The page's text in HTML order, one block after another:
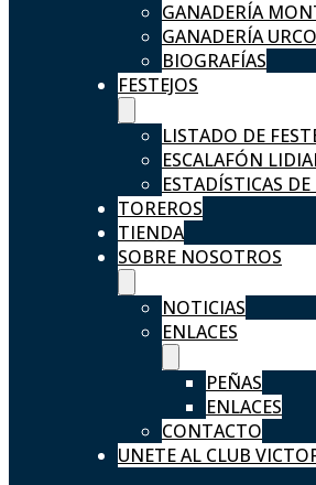
GANADERÍA
GANADERÍA
BIOGRAFÍAS
FESTEJOS
LISTADO DE
ESCALAFÓN
ESTADÍSTICAS
TOREROS
TIENDA
SOBRE NOSOTROS
NOTICIAS
ENLACES
PEÑAS
ENLACES
CONTACTO
UNETE AL CLUB